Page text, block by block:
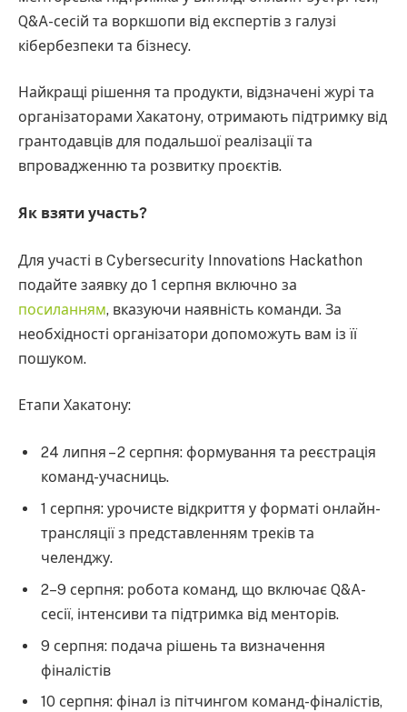
Q&A-сесій та воркшопи від експертів з галузі
кібербезпеки та бізнесу.
Найкращі рішення та продукти, відзначені журі та
організаторами Хакатону, отримають підтримку від
грантодавців для подальшої реалізації та
впровадженню та розвитку проєктів.
Як взяти участь?
Для участі в Cybersecurity Innovations Hackathon
подайте заявку до 1 серпня включно за
посиланням, вказуючи наявність команди. За
необхідності організатори допоможуть вам із її
пошуком.
Етапи Хакатону:
24 липня – 2 серпня: формування та реєстрація
команд-учасниць.
1 серпня: урочисте відкриття у форматі онлайн-
трансляції з представленням треків та
челенджу.
2–9 серпня: робота команд, що включає Q&A-
сесії, інтенсиви та підтримка від менторів.
9 серпня: подача рішень та визначення
фіналістів
10 серпня: фінал із пітчингом команд-фіналістів,